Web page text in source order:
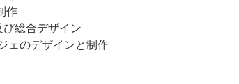
作
総合デザイン
のデザインと制作